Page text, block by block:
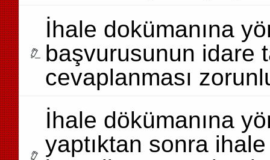
İhale dokümanına
başvurusunun idare
cevaplanması
İhale dökümanına
yaptıktan sonra